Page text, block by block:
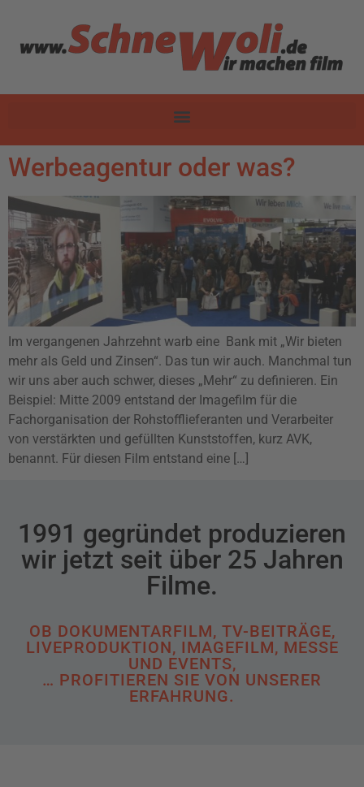
Werbeagentur oder was?
Im vergangenen Jahrzehnt warb eine Bank mit „Wir bieten
mehr als Geld und Zinsen“. Das tun wir auch. Manchmal tun
wir uns aber auch schwer, dieses „Mehr“ zu definieren. Ein
Beispiel: Mitte 2009 entstand der Imagefilm für die
Fachorganisation der Rohstofflieferanten und Verarbeiter
von verstärkten und gefüllten Kunststoffen, kurz AVK,
benannt. Für diesen Film entstand eine […]
1991 gegründet produzieren
wir jetzt seit über 25 Jahren
Filme.
OB DOKUMENTARFILM, TV-BEITRÄGE,
LIVEPRODUKTION, IMAGEFILM, MESSE
UND EVENTS,
… PROFITIEREN SIE VON UNSERER
ERFAHRUNG.